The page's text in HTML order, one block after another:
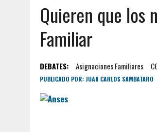
Quieren que los
Familiar
DEBATES: Asignaciones Familiares
PUBLICADO POR: JUAN CARLOS SAMBATARO